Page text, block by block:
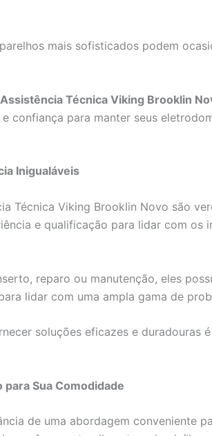
mais sofisticados podem
Assistência Técnica Viking Brooklin
confiança para manter seus
Inigualáveis
Técnica Viking Brooklin Novo são
e qualificação para lidar com os
reparo ou manutenção, eles
lidar com uma ampla gama de
soluções eficazes e duradouras
Sua Comodidade
de uma abordagem conveniente